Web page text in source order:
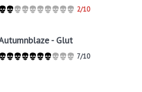
2/10
- Glut
7/10